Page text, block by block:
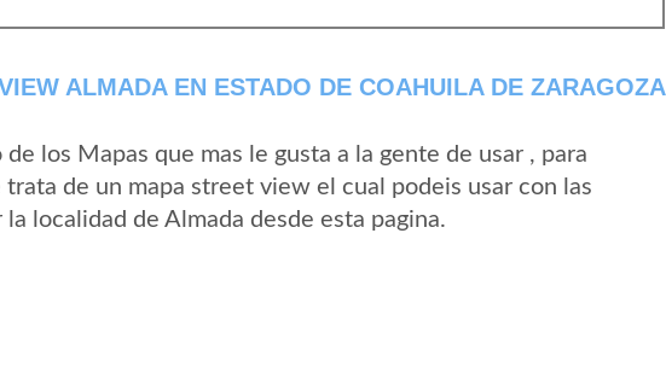
ALMADA EN ESTADO DE COAHUILA DE ZARAGOZA
los Mapas que mas le gusta a la gente de usar , para
trata de un mapa street view el cual podeis usar con las
localidad de Almada desde esta pagina.